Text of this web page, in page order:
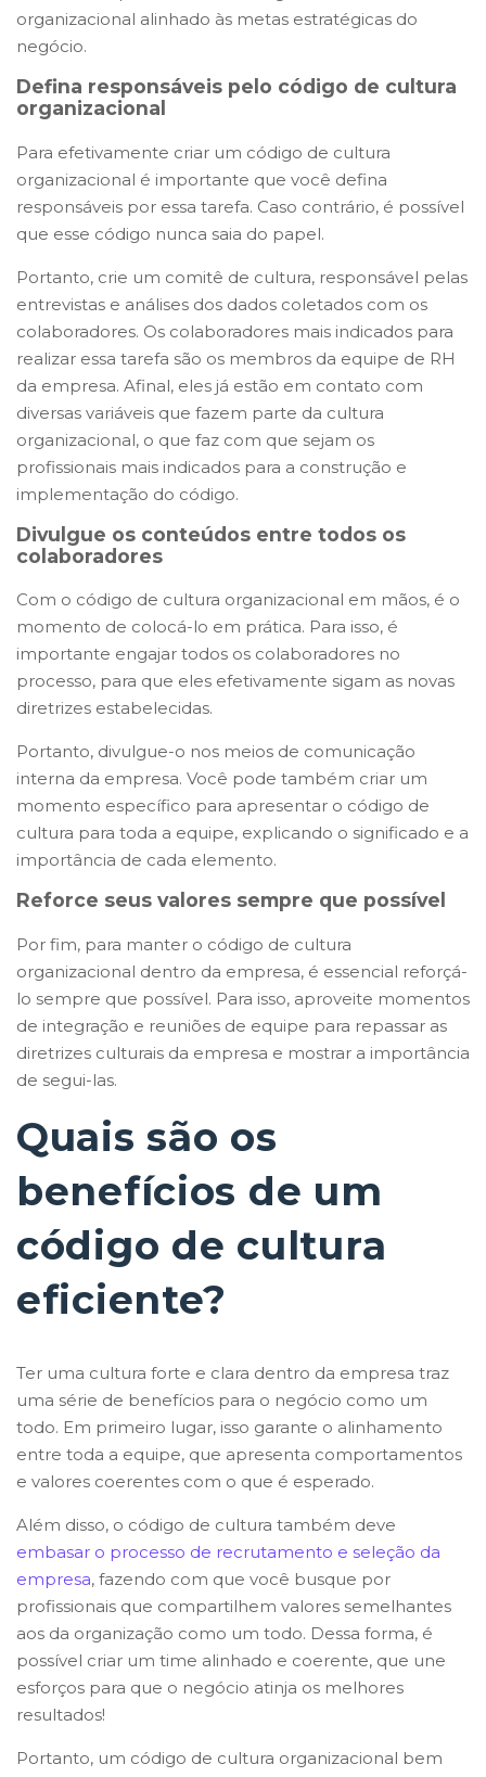
organizacional alinhado às metas estratégicas do
negócio.
Defina responsáveis pelo código de cultura
organizacional
Para efetivamente criar um código de cultura
organizacional é importante que você defina
responsáveis por essa tarefa. Caso contrário, é possível
que esse código nunca saia do papel.
Portanto, crie um comitê de cultura, responsável pelas
entrevistas e análises dos dados coletados com os
colaboradores. Os colaboradores mais indicados para
realizar essa tarefa são os membros da equipe de RH
da empresa. Afinal, eles já estão em contato com
diversas variáveis que fazem parte da cultura
organizacional, o que faz com que sejam os
profissionais mais indicados para a construção e
implementação do código.
Divulgue os conteúdos entre todos os
colaboradores
Com o código de cultura organizacional em mãos, é o
momento de colocá-lo em prática. Para isso, é
importante engajar todos os colaboradores no
processo, para que eles efetivamente sigam as novas
diretrizes estabelecidas.
Portanto, divulgue-o nos meios de comunicação
interna da empresa. Você pode também criar um
momento específico para apresentar o código de
cultura para toda a equipe, explicando o significado e a
importância de cada elemento.
Reforce seus valores sempre que possível
Por fim, para manter o código de cultura
organizacional dentro da empresa, é essencial reforçá-
lo sempre que possível. Para isso, aproveite momentos
de integração e reuniões de equipe para repassar as
diretrizes culturais da empresa e mostrar a importância
de segui-las.
Quais são os
benefícios de um
código de cultura
eficiente?
Ter uma cultura forte e clara dentro da empresa traz
uma série de benefícios para o negócio como um
todo. Em primeiro lugar, isso garante o alinhamento
entre toda a equipe, que apresenta comportamentos
e valores coerentes com o que é esperado.
Além disso, o código de cultura também deve
embasar o processo de recrutamento e seleção da
empresa, fazendo com que você busque por
profissionais que compartilhem valores semelhantes
aos da organização como um todo. Dessa forma, é
possível criar um time alinhado e coerente, que une
esforços para que o negócio atinja os melhores
resultados!
Portanto, um código de cultura organizacional bem